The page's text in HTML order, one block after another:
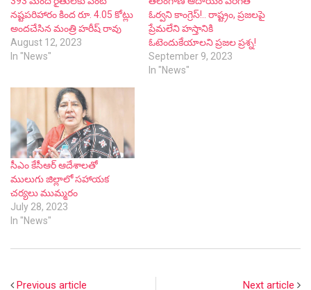
నష్టపరిహారం కింద రూ. 4.05 కోట్లు
అందచేసిన మంత్రి హరీష్ రావు
August 12, 2023
In "News"
ఓర్వ‌ని కాంగ్రెస్‌!.. రాష్ట్రం, ప్ర‌జ‌ల‌పై
ప్రేమ‌లేని హ‌స్తానికి
ఓటెందుకేయాల‌ని ప్ర‌జ‌ల ప్ర‌శ్న‌!
September 9, 2023
In "News"
సీఎం కేసీఆర్ ఆదేశాలతో
ములుగు జిల్లాలో సహాయక
చర్యలు ముమ్మరం
July 28, 2023
In "News"
Previous article Next article